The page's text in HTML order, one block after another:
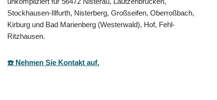
Stockhausen-Illfurth, Nisterberg, Großseifen, Oberroßbach,
Kirburg und Bad Marienberg (Westerwald), Hof, Fehl-
Ritzhausen.
☎️ Nehmen Sie Kontakt auf.